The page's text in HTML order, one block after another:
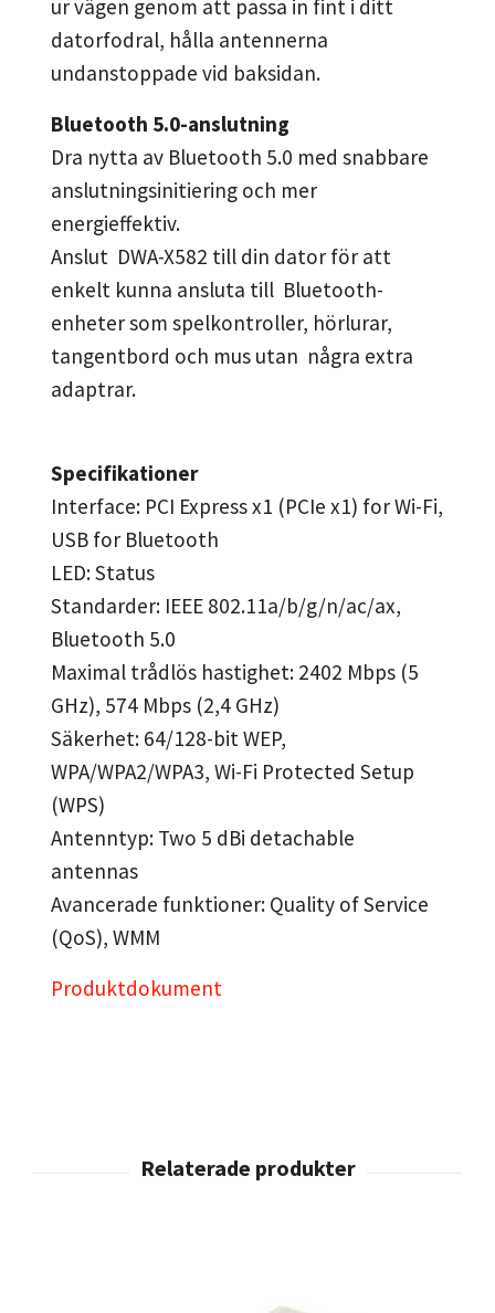
ur vägen genom att passa in fint i ditt
datorfodral, hålla antennerna
undanstoppade vid baksidan.
Bluetooth 5.0-anslutning
Dra nytta av Bluetooth 5.0 med snabbare
anslutningsinitiering och mer
energieffektiv.
Anslut DWA-X582 till din dator för att
enkelt kunna ansluta till Bluetooth-
enheter som spelkontroller, hörlurar,
tangentbord och mus utan några extra
adaptrar.
Specifikationer
Interface: PCI Express x1 (PCIe x1) for Wi-Fi,
USB for Bluetooth
LED: Status
Standarder: IEEE 802.11a/b/g/n/ac/ax,
Bluetooth 5.0
Maximal trådlös hastighet: 2402 Mbps (5
GHz), 574 Mbps (2,4 GHz)
Säkerhet: 64/128-bit WEP,
WPA/WPA2/WPA3, Wi-Fi Protected Setup
(WPS)
Antenntyp: Two 5 dBi detachable
antennas
Avancerade funktioner: Quality of Service
(QoS), WMM
Produktdokument